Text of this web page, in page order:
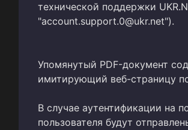
технической поддержки
"account.support.0@ukr.net").
Упомянутый PDF-документ
имитирующий веб-страницу
В случае аутентификации на
пользователя будут